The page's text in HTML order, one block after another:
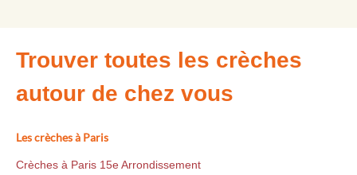
Trouver toutes les crèches
autour de chez vous
Les crèches à Paris
Crèches à Paris 15e Arrondissement